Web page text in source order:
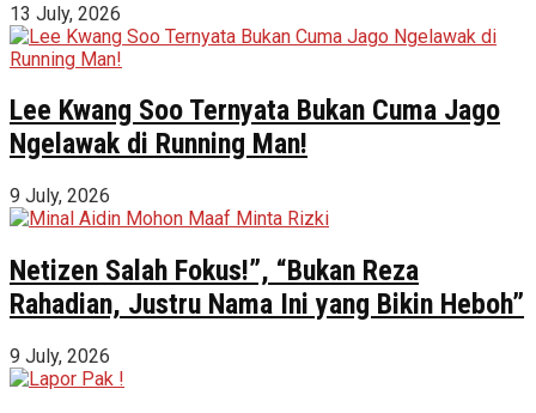
13 July, 2026
Lee Kwang Soo Ternyata Bukan Cuma Jago
Ngelawak di Running Man!
9 July, 2026
Netizen Salah Fokus!”, “Bukan Reza
Rahadian, Justru Nama Ini yang Bikin Heboh”
9 July, 2026